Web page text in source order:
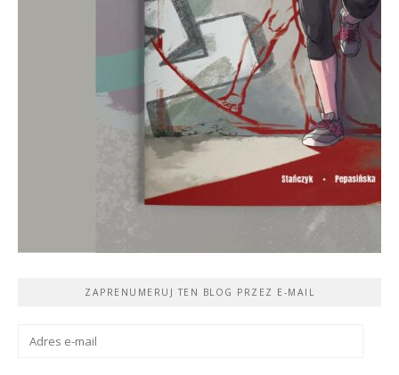
ZAPRENUMERUJ TEN BLOG PRZEZ E-MAIL
Adres